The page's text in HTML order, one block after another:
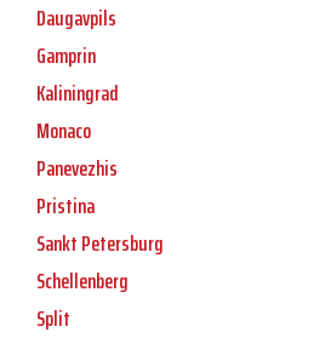
Daugavpils
Gamprin
Kaliningrad
Monaco
Panevezhis
Pristina
Sankt Petersburg
Schellenberg
Split